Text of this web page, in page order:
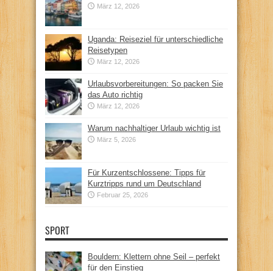
März 12, 2026
Uganda: Reiseziel für unterschiedliche
Reisetypen
März 12, 2026
Urlaubsvorbereitungen: So packen Sie
das Auto richtig
März 12, 2026
Warum nachhaltiger Urlaub wichtig ist
März 5, 2026
Für Kurzentschlossene: Tipps für
Kurztripps rund um Deutschland
Februar 25, 2026
SPORT
Bouldern: Klettern ohne Seil – perfekt
für den Einstieg